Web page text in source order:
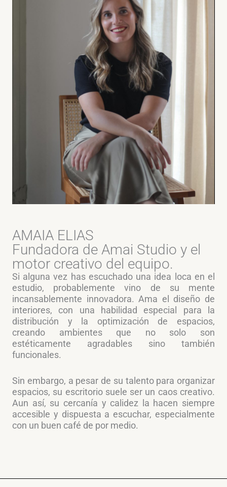
AMAIA ELIAS
Fundadora de Amai Studio y el
motor creativo del equipo.
Si alguna vez has escuchado una idea loca en el
estudio, probablemente vino de su mente
incansablemente innovadora. Ama el diseño de
interiores, con una habilidad especial para la
distribución y la optimización de espacios,
creando ambientes que no solo son
estéticamente agradables sino también
funcionales.
Sin embargo, a pesar de su talento para organizar
espacios, su escritorio suele ser un caos creativo.
Aun así, su cercanía y calidez la hacen siempre
accesible y dispuesta a escuchar, especialmente
con un buen café de por medio.